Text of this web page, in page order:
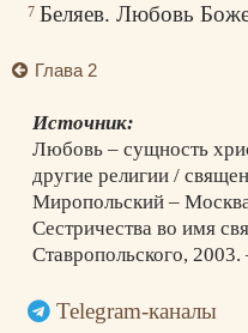
7 Беляев. Любовь
Глава 2
Источник:
Любовь – сущность
другие религии /
Миропольский –
Сестричества во имя
Ставропольского, 2003.
Telegram-каналы